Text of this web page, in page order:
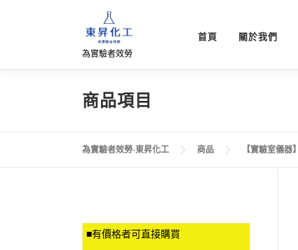
內
為實驗者效勞
首頁 關於我們
商品項目
為實驗者效勞-東昇化工 商品 【實驗室儀器】
■有價格者可直接購買